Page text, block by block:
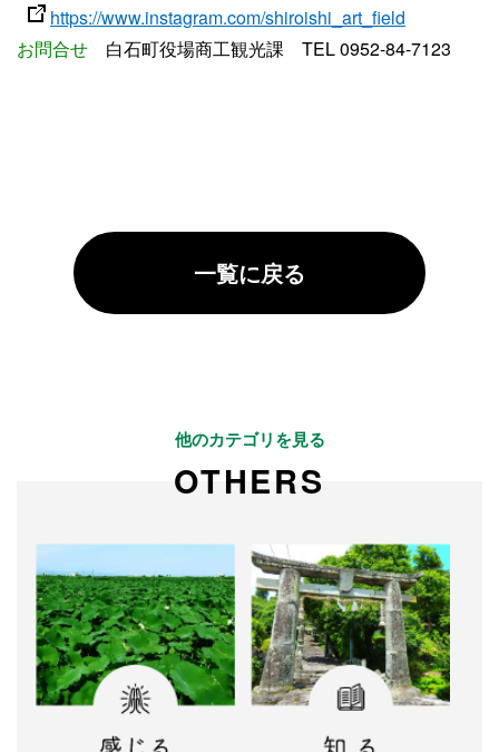
https://www.instagram.com/shiroishi_art_field
お問合せ
白石町役場商工観光課 TEL 0952-84-7123
一覧に戻る
他のカテゴリを見る
OTHERS